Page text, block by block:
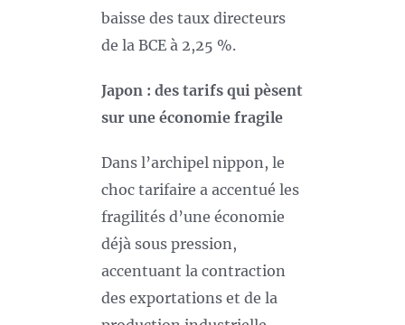
baisse des taux directeurs
de la BCE à 2,25 %.
Japon : des tarifs qui pèsent
sur une économie fragile
Dans l’archipel nippon, le
choc tarifaire a accentué les
fragilités d’une économie
déjà sous pression,
accentuant la contraction
des exportations et de la